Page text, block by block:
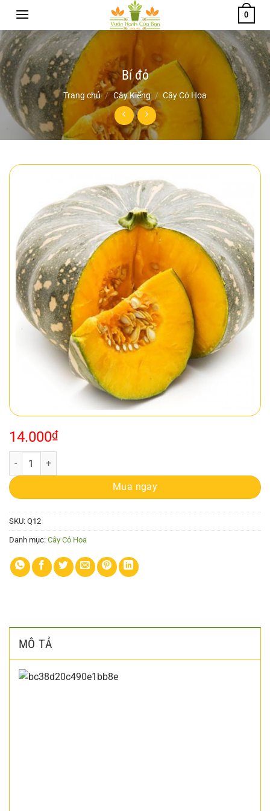
nội
dung
0
Bí đỏ
Trang chủ / Cây Kiểng / Cây Có Hoa
14.000₫
Bí đỏ số lượng
Mua ngay
SKU: Q12
Danh mục: Cây Có Hoa
MÔ TẢ